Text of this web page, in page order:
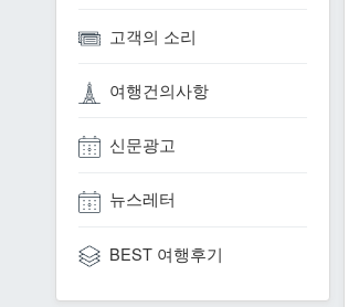
고객의 소리
여행건의사항
신문광고
뉴스레터
BEST 여행후기